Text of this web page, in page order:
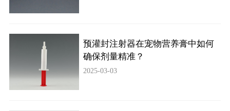
预灌封注射器在宠物营养膏中如何
确保剂量精准？
2025-03-03